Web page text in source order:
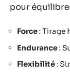
pour
Force : Tirage
Endurance :
Flexibilité :